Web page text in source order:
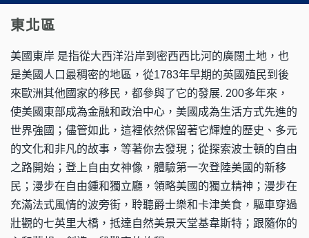
東北區
美國東岸 是指從大西洋沿岸到密西西比河的廣闊土地，也
是美國人口最稠密的地區，從1783年早期的英國殖民到後
來歐洲其他國家的移民，都參與了它的發展. 200多年來，
使美國東部成為金融和政治中心，美國成為生活方式先進的
世界強國；儘管如此，這裡依然保留著它輝煌的歷史、多元
的文化和非凡的故事，等著你去發現；從探索波士頓的自由
之路開始；登上自由女神像，體驗第一次登陸美國的新移
民；漫步在自由鍾和獨立廳，領略美國的獨立精神；漫步在
充滿法式風情的波旁街，聆聽爵士樂和卡津美食，驅車穿過
壯觀的七英里大橋，抵達自然美景天堂基韋斯特；跟隨你的